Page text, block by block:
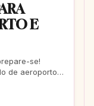
E
se!
de aeroporto